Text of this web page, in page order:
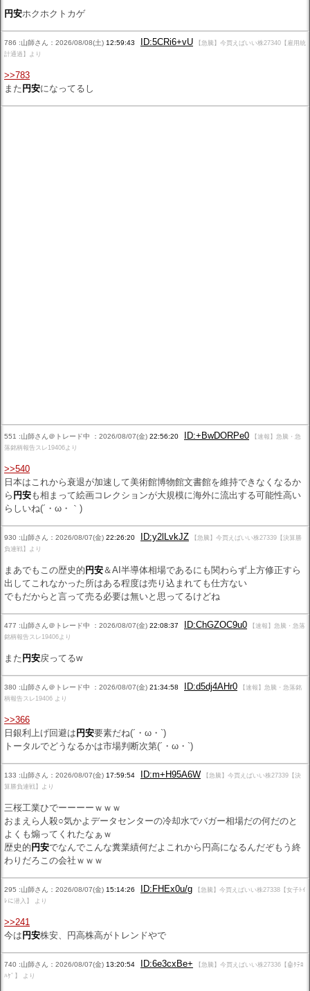
円安ホクホクトカゲ
786 :山師さん：2026/08/08(土) 12:59:43 ID:5CRi6+vU
【急騰】今買えばいい株27340【雇用統
計通過】より
>>783
また 円安になってるし
551 :山師さん＠トレード中 ：2026/08/07(金) 22:56:20 ID:+BwDORPe0
【速報】急騰・急
落銘柄報告スレ19406より
>>540
日本はこれから衰退が加速して美術館博物館文書館を維持できなくなるか
ら 円安も相まって絵画コレクションが大規模に海外に流出する可能性高い
らしいね(´・ω・｀)
930 :山師さん：2026/08/07(金) 22:26:20 ID:y2lLvkJZ
【急騰】今買えばいい株27339【決算勝
負連戦】より
まあでもこの歴史的 円安＆AI半導体相場であるにも関わらず上方修正すら
出してこれなかった所はある程度は売り込まれても仕方ない
でもだからと言って売る必要は無いと思ってるけどね
477 :山師さん＠トレード中 ：2026/08/07(金) 22:08:37 ID:ChGZOC9u0
【速報】急騰・急落
銘柄報告スレ19406より
また 円安戻ってるw
380 :山師さん＠トレード中 ：2026/08/07(金) 21:34:58 ID:d5dj4AHr0
【速報】急騰・急落銘
柄報告スレ19406 より
>>366
日銀利上げ回避は 円安要素だね(´・ω・`)
トータルでどうなるかは市場判断次第(´・ω・`)
133 :山師さん：2026/08/07(金) 17:59:54 ID:m+H95A6W
【急騰】今買えばいい株27339【決
算勝負連戦】より
三桜工業ひでーーーーｗｗｗ
おまえら人殺○気かよデータセンターの冷却水でバガー相場だの何だのと
よくも煽ってくれたなぁｗ
歴史的 円安でなんでこんな糞業績何だよこれから円高になるんだぞもう終
わりだろこの会社ｗｗｗ
295 :山師さん：2026/08/07(金) 15:14:26 ID:FHEx0u/g
【急騰】今買えばいい株27338【女子ﾄｲ
ﾚに潜入】 より
>>241
今は 円安株安、円高株高がトレンドやで
740 :山師さん：2026/08/07(金) 13:20:54 ID:6e3cxBe+
【急騰】今買えばいい株27336【🤖ﾀﾃﾛ
ﾊｹﾞ】 より